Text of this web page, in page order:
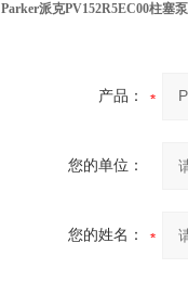
Parker派克PV152R5EC00柱塞
产品：
您的单位：
您的姓名：